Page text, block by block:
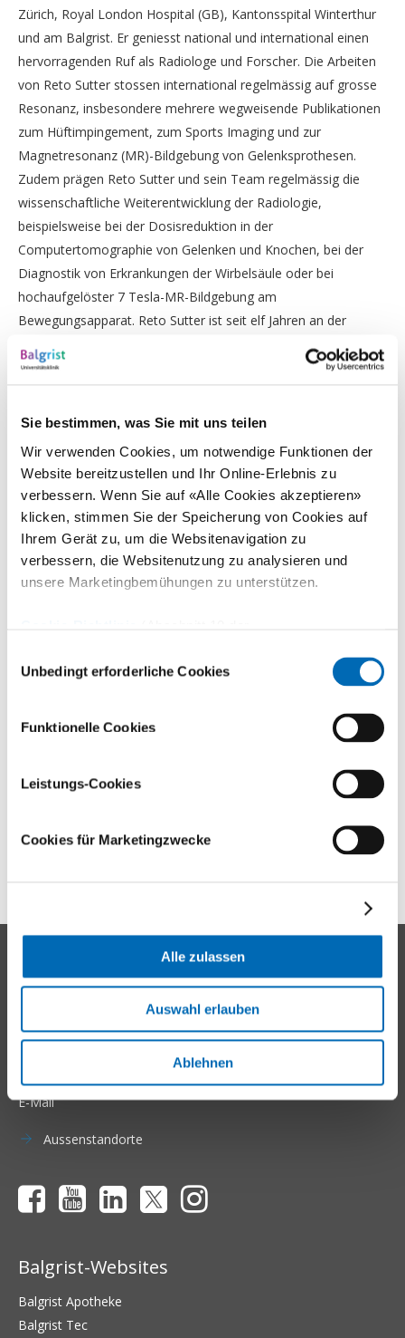
Sie bestimmen, was Sie mit uns teilen
Wir verwenden Cookies, um notwendige Funktionen der
Website bereitzustellen und Ihr Online-Erlebnis zu
verbessern. Wenn Sie auf «Alle Cookies akzeptieren»
klicken, stimmen Sie der Speicherung von Cookies auf
Ihrem Gerät zu, um die Websitenavigation zu
verbessern, die Websitenutzung zu analysieren und
unsere Marketingbemühungen zu unterstützen.
Unbedingt erforderliche Cookies
Funktionelle Cookies
Leistungs-Cookies
Cookies für Marketingzwecke
Alle zulassen
Auswahl erlauben
Ablehnen
Zürich, Royal London Hospital (GB), Kantonsspital Winterthur
und am Balgrist. Er geniesst national und international einen
hervorragenden Ruf als Radiologe und Forscher. Die Arbeiten
von Reto Sutter stossen international regelmässig auf grosse
Resonanz, insbesondere mehrere wegweisende Publikationen
zum Hüftimpingement, zum Sports Imaging und zur
Magnetresonanz (MR)-Bildgebung von Gelenksprothesen.
Zudem prägen Reto Sutter und sein Team regelmässig die
wissenschaftliche Weiterentwicklung der Radiologie,
beispielsweise bei der Dosisreduktion in der
Computertomographie von Gelenken und Knochen, bei der
Diagnostik von Erkrankungen der Wirbelsäule oder bei
hochaufgelöster 7 Tesla-MR-Bildgebung am
Bewegungsapparat. Reto Sutter ist seit elf Jahren an der
Universitätsklinik Balgrist tätig. Seit 2019 ist er Chefarzt
Radiologie und Mitglied der Spitalleitung. Er hat zudem die
medizinische Leitung des Swiss Center for Musculoskeletal
Imaging (SCMI) am Balgrist Campus inne.
Kontakte für weitere Informationen
Medizinischer Spitaldirektor, Universitätsklinik Balgrist
Via Franziska Ingold
Leiterin Unternehmenskommunikation, Universitätsklinik
+41 44 386 14 15
Medienmitteilung (PDF)
Universitätsklinik Balgrist
8008 Zürich
E-Mail
Aussenstandorte
Balgrist-Websites
Balgrist Apotheke
Balgrist Tec